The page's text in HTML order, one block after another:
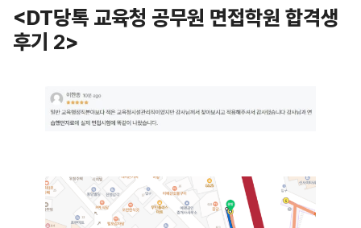
<DT당톡 교육청 공무원 면접학원 합격생
후기 2>